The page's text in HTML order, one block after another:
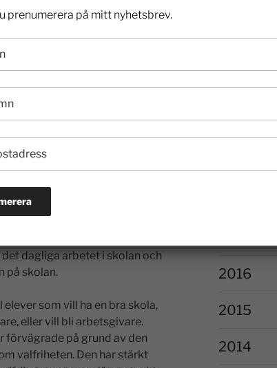
stor som för hela
civilingenjörer inom
(SCB).
löneökningen, men den skulle
tvingas förhandla om
valfriheten. Internationell
och mångfalden innebär att
som motsvarar deras
visar att lärare på fristående
och med
att hjälpa elever som har
arbetet som görs för att
dagliga arbetet i skolan och
på skolan.
som vill ha en bra skola,
eller vill bli arbetsgivare.
förvägrade på grund av den
valfriheten. Den har stärkt
2021
2016
2015
2014
prenumerera på mitt nyhetsbrev.